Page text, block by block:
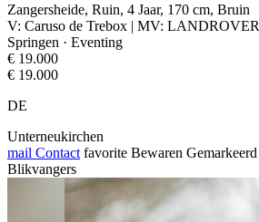
Zangersheide, Ruin, 4 Jaar, 170 cm, Bruin
V: Caruso de Trebox | MV: LANDROVER
Springen · Eventing
€ 19.000
€ 19.000
DE
Unterneukirchen
mail Contact favorite Bewaren Gemarkeerd
Blikvangers